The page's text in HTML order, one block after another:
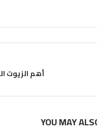
أهم الزيوت
YOU MAY